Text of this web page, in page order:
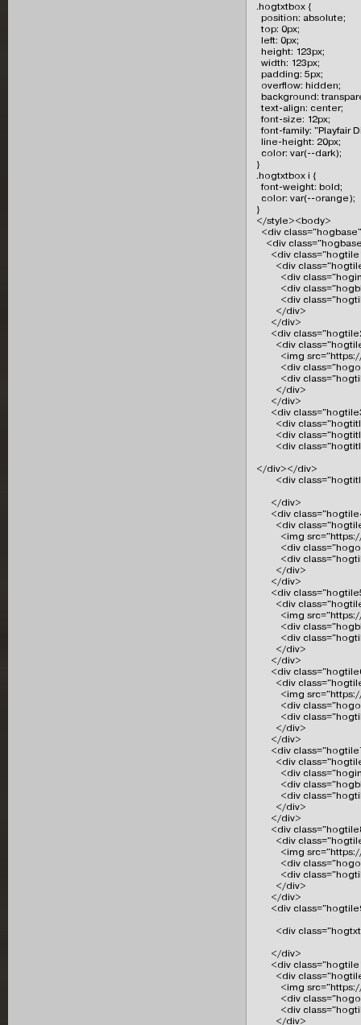
.hogtxtbox {
  position: absolute;
  top: 0px;
  left: 0px;
  height: 123px;
  width: 123px;
  padding: 5px;
  overflow: hidden;
background:
  text-align: center;
  font-size: 12px;
font-family: "Playfair
  line-height: 20px;
  color: var(--dark);
}
.hogtxtbox i {
  font-weight: bold;
  color: var(--orange);
}
</style><body>
<div
<div
<div
<div
<div
<div
<div
        </div>
      </div>
<div
<div
<img
<div
<div
        </div>
      </div>
<div
<div
<div
<div
</div></div>
<div
      </div>
<div
<div
<img
<div
<div
        </div>
      </div>
<div
<div
<img
<div
<div
        </div>
      </div>
<div
<div
<img
<div
<div
        </div>
      </div>
<div
<div
<div
<div
<div
        </div>
      </div>
<div
<div
<img
<div
<div
        </div>
      </div>
<div
<div
      </div>
<div
<div
<img
<div
<div
        </div>